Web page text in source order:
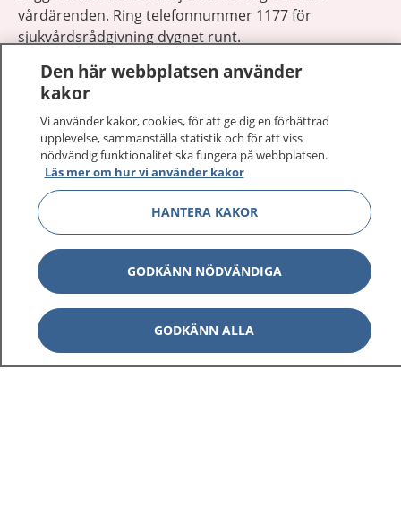
vårdärenden. Ring telefonnummer 1177 för
sjukvårdsrådgivning dygnet runt.
1177 på flera språk
Om 1177 Visa
Kontakt Visa
Behandling av personuppgifter
Den här webbplatsen använder
kakor
Vi använder kakor, cookies, för att ge dig en förbättrad
upplevelse, sammanställa statistik och för att viss
nödvändig funktionalitet ska fungera på webbplatsen.
Läs mer om hur vi använder kakor
HANTERA KAKOR
GODKÄNN NÖDVÄNDIGA
GODKÄNN ALLA